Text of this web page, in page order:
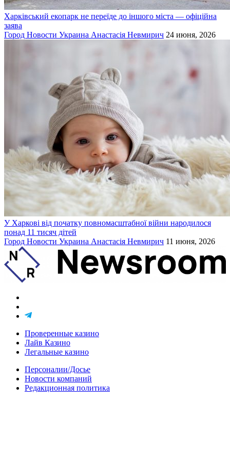
Харківський екопарк не переїде до іншого міста — офіційна
заява
Город Новости Украина Анастасія Невмирич 24 июня, 2026
У Харкові від початку повномасштабної війни народилося
понад 11 тисяч дітей
Город Новости Украина Анастасія Невмирич 11 июня, 2026
Проверенные казино
Лайв Казино
Легальные казино
Персоналии/Досье
Новости компаний
Редакционная политика